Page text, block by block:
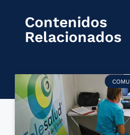
Contenidos
Relacionados